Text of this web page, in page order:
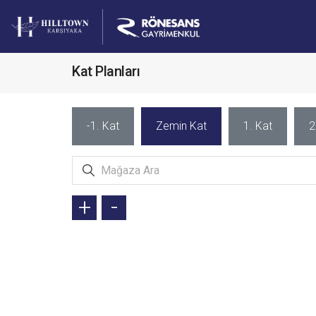
Kat Planları
-1. Kat Zemin Kat 1. Kat
+ -